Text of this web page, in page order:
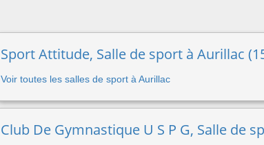
Sport Attitude, Salle de sport à Aurillac
Voir toutes les salles de sport à Aurillac
Club De Gymnastique U S P G, Salle de